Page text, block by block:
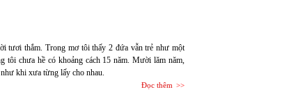
tươi thắm. Trong mơ tôi thấy 2 đứa vẫn trẻ như một
tôi chưa hề có khoảng cách 15 năm. Mười lăm năm,
khi xưa từng lấy cho nhau.
Đọc thêm